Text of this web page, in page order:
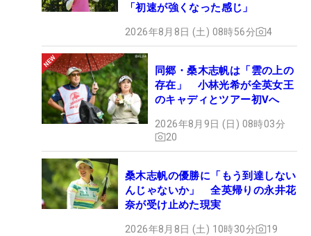
「初速が強くなった感じ」
2026年8月8日 (土) 08時56分 4
同郷・桑木志帆は「雲の上の
存在」 小林光希が全英女王
のキャディとツアー初Vへ
2026年8月9日 (日) 08時03分
20
桑木志帆の優勝に「もう到達しない
んじゃないか」 全英帰りの永井花
奈が受け止めた現実
2026年8月8日 (土) 10時30分 19